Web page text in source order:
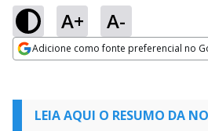
A+ A-
Adicione como fonte preferencial no
LEIA AQUI O RESUMO DA